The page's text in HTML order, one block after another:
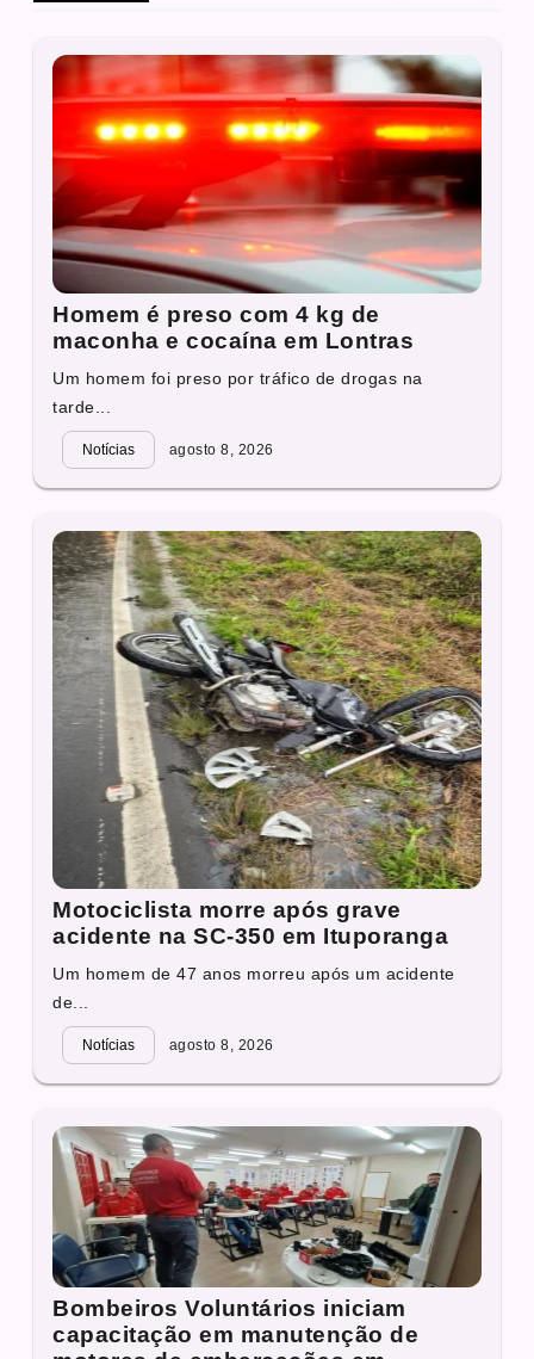
Homem é preso com 4 kg de
maconha e cocaína em Lontras
Um homem foi preso por tráfico de drogas na
tarde...
Notícias agosto 8, 2026
Motociclista morre após grave
acidente na SC-350 em Ituporanga
Um homem de 47 anos morreu após um acidente
de...
Notícias agosto 8, 2026
Bombeiros Voluntários iniciam
capacitação em manutenção de